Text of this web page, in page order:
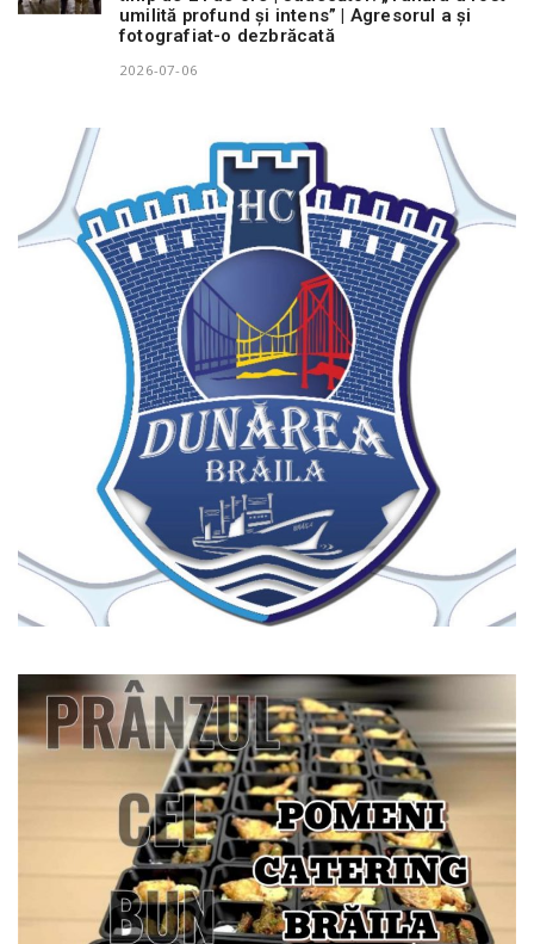
umilită profund și intens” | Agresorul a și
fotografiat-o dezbrăcată
2026-07-06